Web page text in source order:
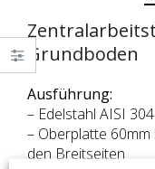
Grundboden
Ausführung:
– Edelstahl AISI
– Oberplatte
den Breitseiten